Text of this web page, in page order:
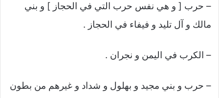
– حرب [ و هي نفس حرب التي في الحجاز ] و بني
مالك و آل تليد و فيفاء في الحجاز .
– الكرب في اليمن و نجران .
– حرب و بني مجيد و بهلول و شداد و غيرهم من بطون